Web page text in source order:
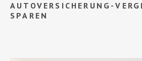
AUTOVERSICHERUNG-
SPAREN